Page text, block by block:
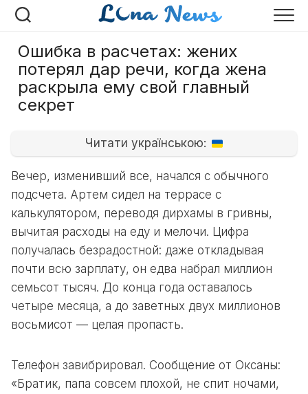
Перейти
Ошибка в расчетах: жених
потерял дар речи, когда жена
раскрыла ему свой главный
секрет
Читати українською:
Вечер, изменивший все, начался с обычного
подсчета. Артем сидел на террасе с
калькулятором, переводя дирхамы в гривны,
вычитая расходы на еду и мелочи. Цифра
получалась безрадостной: даже откладывая
почти всю зарплату, он едва набрал миллион
семьсот тысяч. До конца года оставалось
четыре месяца, а до заветных двух миллионов
восьмисот — целая пропасть.
Телефон завибрировал. Сообщение от Оксаны:
«Братик, папа совсем плохой, не спит ночами,